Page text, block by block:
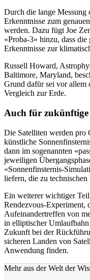
Durch die lange Messung
Erkenntnisse zum
werden. Dazu fügt Joe
«Proba-3» hinzu, dass
Erkenntnisse zur
Russell Howard,
Baltimore, Maryland,
Grund dafür sei vor allem
Vergleich zur Erde.
Auch für
Die Satelliten werden pro
künstliche
dann im sogenannten
jeweiligen
«Sonnenfinsternis-
liefern, die zu technischen
Ein weiterer wichtiger
Rendezvous-Experiment,
Aufeinandertreffen von
in elliptischer
Zukunft bei der
sicheren Landen von
Anwendung finden.
Mehr aus der Welt der